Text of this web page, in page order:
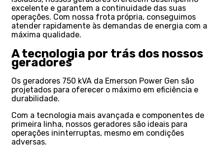
excelente e garantem a continuidade das suas
operações. Com nossa frota própria, conseguimos
atender rapidamente às demandas de energia com a
máxima qualidade.
A tecnologia por trás dos nossos
geradores
Os geradores 750 kVA da Emerson Power Gen são
projetados para oferecer o máximo em eficiência e
durabilidade.
Com a tecnologia mais avançada e componentes de
primeira linha, nossos geradores são ideais para
operações ininterruptas, mesmo em condições
adversas.